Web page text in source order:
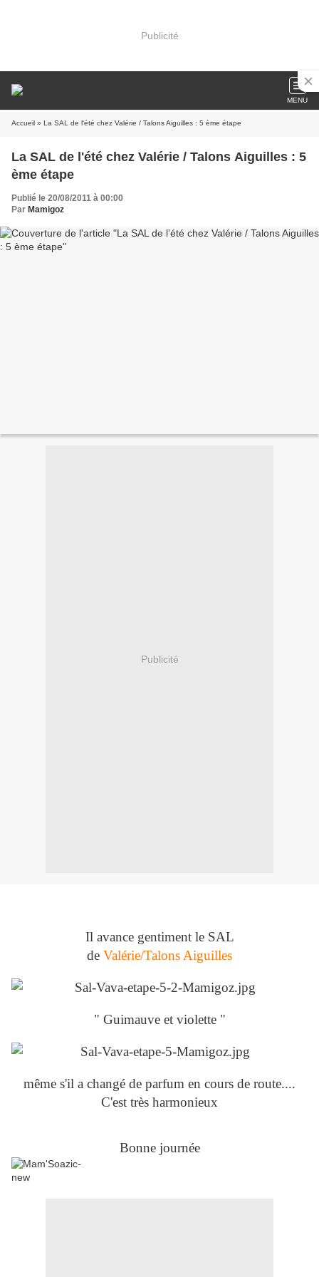
Publicité
MENU
Accueil » La SAL de l'été chez Valérie / Talons Aiguilles : 5 ème étape
La SAL de l'été chez Valérie / Talons Aiguilles : 5
ème étape
Publié le 20/08/2011 à 00:00
Par Mamigoz
Publicité
Il avance gentiment le SAL
de Valérie/Talons Aiguilles
" Guimauve et violette "
même s'il a changé de parfum en cours de route....
C'est très harmonieux
Bonne journée